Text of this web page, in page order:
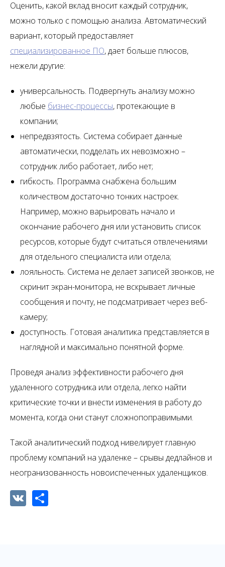
Оценить, какой вклад вносит каждый сотрудник,
можно только с помощью анализа. Автоматический
вариант, который предоставляет
специализированное ПО, дает больше плюсов,
нежели другие:
универсальность. Подвергнуть анализу можно
любые бизнес-процессы, протекающие в
компании;
непредвзятость. Система собирает данные
автоматически, подделать их невозможно –
сотрудник либо работает, либо нет;
гибкость. Программа снабжена большим
количеством достаточно тонких настроек.
Например, можно варьировать начало и
окончание рабочего дня или установить список
ресурсов, которые будут считаться отвлечениями
для отдельного специалиста или отдела;
лояльность. Система не делает записей звонков, не
скринит экран-монитора, не вскрывает личные
сообщения и почту, не подсматривает через веб-
камеру;
доступность. Готовая аналитика представляется в
наглядной и максимально понятной форме.
Проведя анализ эффективности рабочего дня
удаленного сотрудника или отдела, легко найти
критические точки и внести изменения в работу до
момента, когда они станут сложнопоправимыми.
Такой аналитический подход нивелирует главную
проблему компаний на удаленке – срывы дедлайнов и
неогранизованность новоиспеченных удаленщиков.
VK Share